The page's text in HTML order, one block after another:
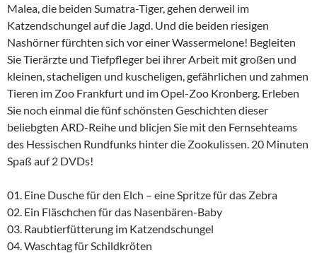
Malea, die beiden Sumatra-Tiger, gehen derweil im
Katzendschungel auf die Jagd. Und die beiden riesigen
Nashörner fürchten sich vor einer Wassermelone! Begleiten
Sie Tierärzte und Tiefpfleger bei ihrer Arbeit mit großen und
kleinen, stacheligen und kuscheligen, gefährlichen und zahmen
Tieren im Zoo Frankfurt und im Opel-Zoo Kronberg. Erleben
Sie noch einmal die fünf schönsten Geschichten dieser
beliebgten ARD-Reihe und blicjen Sie mit den Fernsehteams
des Hessischen Rundfunks hinter die Zookulissen. 20 Minuten
Spaß auf 2 DVDs!
01. Eine Dusche für den Elch – eine Spritze für das Zebra
02. Ein Fläschchen für das Nasenbären-Baby
03. Raubtierfütterung im Katzendschungel
04. Waschtag für Schildkröten